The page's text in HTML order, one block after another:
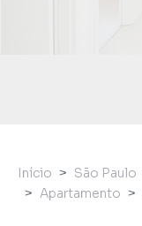
Início São Paulo
Apartamento